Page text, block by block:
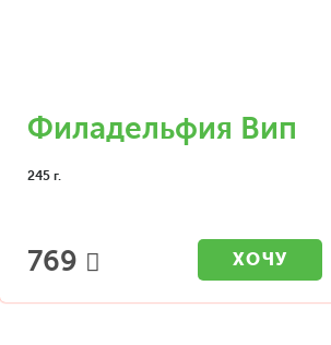
Филадельфия Вип
245 г.
769 ХОЧУ